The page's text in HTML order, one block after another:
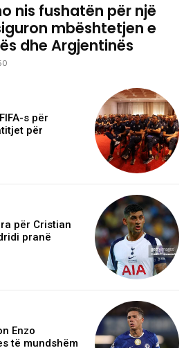
nis fushatën për një
mbështetjen e
dhe Argjentinës
s për
për
për Cristian
pranë
Enzo
të mundshëm